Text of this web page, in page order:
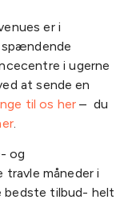
er i
i ugerne
at sende en
til os her – du
.
og
måneder i
bedste tilbud- helt